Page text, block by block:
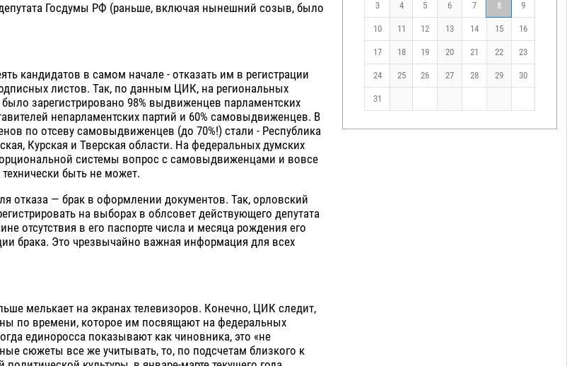
депутата Госдумы РФ (раньше, включая нынешний созыв, было
кандидатов в самом начале - отказать им в регистрации
листов. Так, по данным ЦИК, на региональных
было зарегистрировано 98% выдвиженцев парламентских
непарламентских партий и 60% самовыдвиженцев. В
по отсеву самовыдвиженцев (до 70%!) стали - Республика
Курская и Тверская области. На федеральных думских
системы вопрос с самовыдвиженцами и вовсе
быть не может.
отказа — брак в оформлении документов. Так, орловский
на выборах в облсовет действующего депутата
отсутствия в его паспорте числа и месяца рождения его
брака. Это чрезвычайно важная информация для всех
мелькает на экранах телевизоров. Конечно, ЦИК следит,
по времени, которое им посвящают на федеральных
единоросса показывают как чиновника, это «не
сюжеты все же учитывать, то, по подсчетам близкого к
3 4 5 6 7 8 9
10 11 12 13 14 15 16
17 18 19 20 21 22 23
24 25 26 27 28 29 30
31